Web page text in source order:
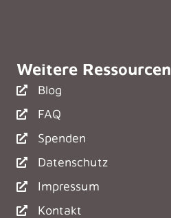
Weitere Ressourcen
Blog
FAQ
Spenden
Datenschutz
Impressum
Kontakt